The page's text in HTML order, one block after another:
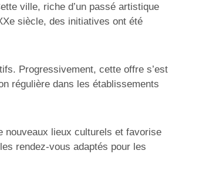
ville, riche d’un passé artistique
siècle, des initiatives ont été
Progressivement, cette offre s’est
régulière dans les établissements
nouveaux lieux culturels et favorise
rendez-vous adaptés pour les